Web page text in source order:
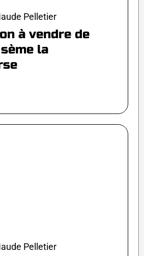
Pelletier
à vendre de
la
Pelletier